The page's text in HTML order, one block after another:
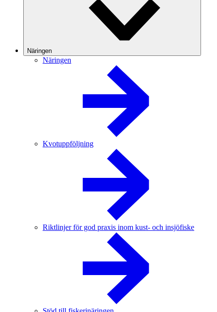
Näringen
Näringen
Kvotuppföljning
Riktlinjer för god praxis inom kust- och insjöfiske